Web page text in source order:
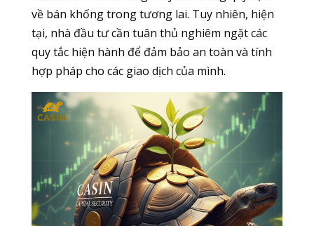
về bán khống trong tương lai. Tuy nhiên, hiện
tại, nhà đầu tư cần tuân thủ nghiêm ngặt các
quy tắc hiện hành để đảm bảo an toàn và tính
hợp pháp cho các giao dịch của mình.